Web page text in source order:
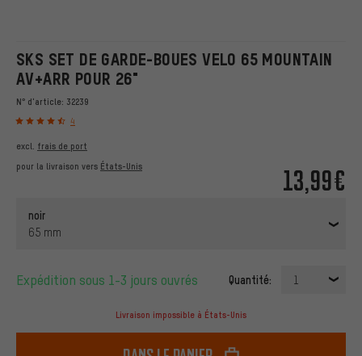
SKS SET DE GARDE-BOUES VELO 65 MOUNTAIN
AV+ARR POUR 26"
N° d'article: 32239
4
13,99€
excl. frais de port
pour la livraison vers États-Unis
noir
65 mm
Expédition sous 1-3 jours ouvrés Quantité: 1
Livraison impossible à États-Unis